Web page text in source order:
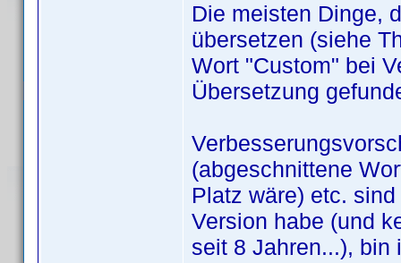
Die meisten Dinge,
übersetzen (siehe
Wort "Custom" bei
Übersetzung
(abgeschnittene
Platz wäre) etc.
Version habe (und
seit 8 Jahren...), bin